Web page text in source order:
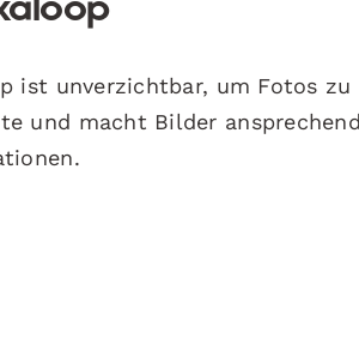
ist unverzichtbar, um Fotos
und macht Bilder